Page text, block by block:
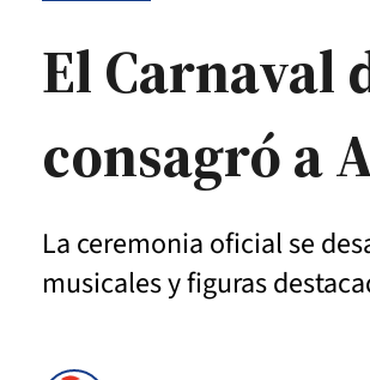
El Carnaval
consagró a
La ceremonia oficial se
musicales y figuras